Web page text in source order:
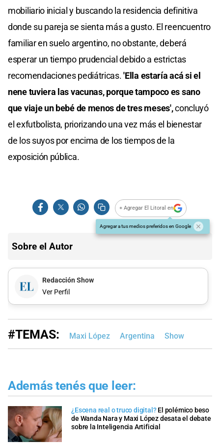
mobiliario inicial y buscando la residencia definitiva
donde su pareja se sienta más a gusto. El reencuentro
familiar en suelo argentino, no obstante, deberá
esperar un tiempo prudencial debido a estrictas
recomendaciones pediátricas.'Ella estaría acá si el
nene tuviera las vacunas, porque tampoco es sano
que viaje un bebé de menos de tres meses',concluyó
el exfutbolista, priorizando una vez más el bienestar
de los suyos por encima de los tiempos de la
exposición pública.
+ Agregar El Litoral en
Agregar a tus medios preferidos en Google
Sobre el Autor
Redacción Show
Ver Perfil
#TEMAS: Maxi López Argentina Show
Además tenés que leer:
¿Escena real o truco digital?El polémico beso
de Wanda Nara y Maxi López desata el debate
sobre la Inteligencia Artificial